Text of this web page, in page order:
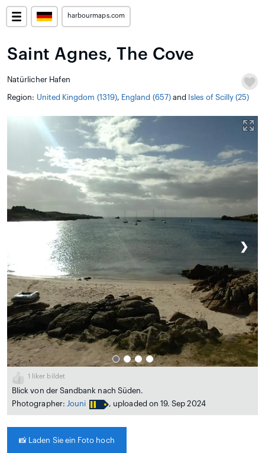
harbourmaps.com
Saint Agnes, The Cove
Natürlicher Hafen
Region: United Kingdom (1319), England (657)and Isles of Scilly (25)
❯
1 liker bildet
Blick von der Sandbank nach Süden.
Photographer: Jouni , uploaded on 19. Sep 2024
📸 Laden Sie ein Foto hoch